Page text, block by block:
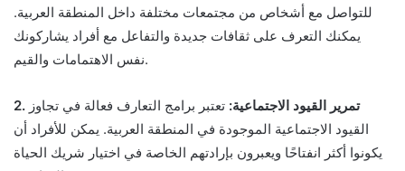
للتواصل مع أشخاص من مجتمعات مختلفة داخل المنطقة العربية.
يمكنك التعرف على ثقافات جديدة والتفاعل مع أفراد يشاركونك
نفس الاهتمامات والقيم.
2. تمرير القيود الاجتماعية: تعتبر برامج التعارف فعالة في تجاوز
القيود الاجتماعية الموجودة في المنطقة العربية. يمكن للأفراد أن
يكونوا أكثر انفتاحًا ويعبرون بإرادتهم الخاصة في اختيار شريك الحياة